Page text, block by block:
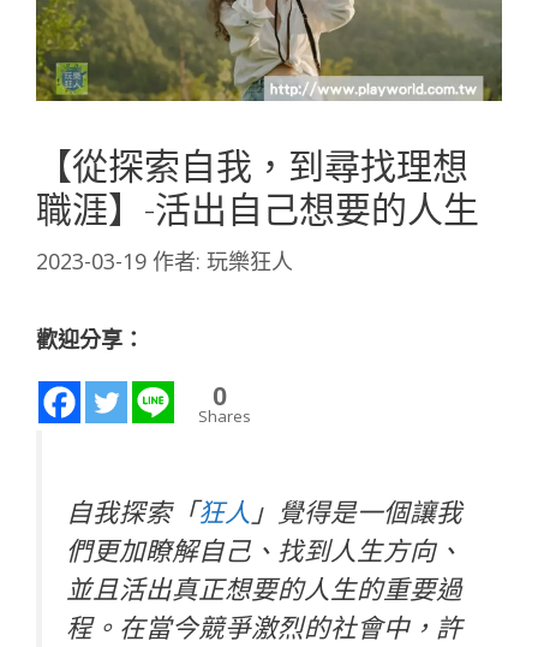
【從探索自我，到尋找理想
職涯】-活出自己想要的人生
2023-03-19 作者: 玩樂狂人
歡迎分享：
0
Shares
自我探索「狂人 」覺得是一個讓我
們更加瞭解自己、找到人生方向、
並且活出真正想要的人生的重要過
程。在當今競爭激烈的社會中，許